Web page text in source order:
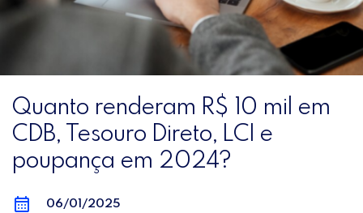
Quanto renderam R$ 10 mil em
CDB, Tesouro Direto, LCI e
poupança em 2024?
06/01/2025